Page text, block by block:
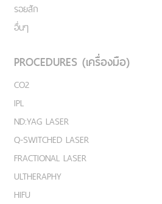
รอยสัก
อื่นๆ
PROCEDURES (เครื่องมือ)
CO2
IPL
ND:YAG LASER
Q-SWITCHED LASER
FRACTIONAL LASER
ULTHERAPHY
HIFU